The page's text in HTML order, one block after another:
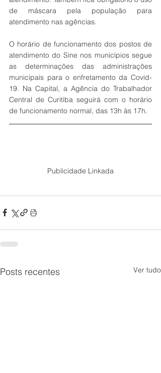
de máscara pela população para
atendimento nas agências.
O horário de funcionamento dos postos de
atendimento do Sine nos municípios segue
as determinações das administrações
municipais para o enfretamento da Covid-
19. Na Capital, a Agência do Trabalhador
Central de Curitiba seguirá com o horário
de funcionamento normal, das 13h às 17h.
Publicidade Linkada
Posts recentes Ver tudo